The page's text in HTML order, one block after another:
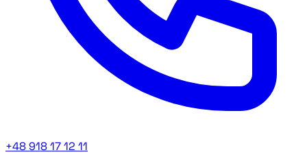
+48 918 17 12 11